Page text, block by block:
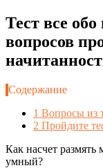
Тест все
вопросов
Содержание
1 Вопросы из
2 Пройдите
Как насчет размять
умный?